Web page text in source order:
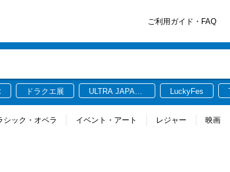
ご利用ガイド・FAQ
ドラクエ展
ULTRA JAPAN
LuckyFes
シック・オペラ イベント・アート レジャー 映画